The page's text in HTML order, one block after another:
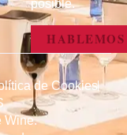
posible.
HABLEMOS
Wine.
de Cookies